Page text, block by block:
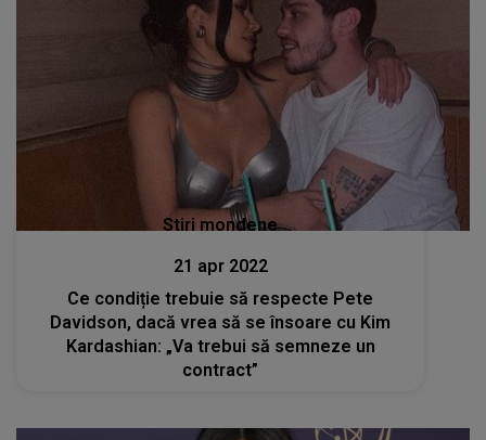
Stiri mondene
21 apr 2022
Ce condiție trebuie să respecte Pete
Davidson, dacă vrea să se însoare cu Kim
Kardashian: „Va trebui să semneze un
contract”